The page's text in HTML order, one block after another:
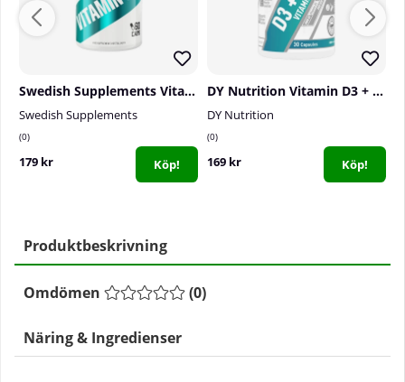
Swedish Supplements Vitamin K2 MK7, 60 caps
Swedish Supplements
0
179 kr Köp!
DY Nutrition Vitamin D3 + K2, 30 caps
DY Nutrition
0
169 kr Köp!
Produktbeskrivning
Omdömen (0)
Näring & Ingredienser